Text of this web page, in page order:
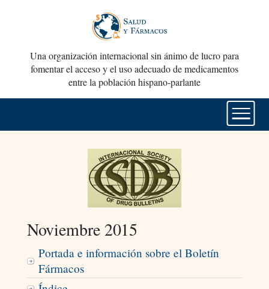
Una organización internacional sin ánimo de lucro para
fomentar el acceso y el uso adecuado de medicamentos
entre la población hispano-parlante
Noviembre 2015
Portada e información sobre el Boletín
Fármacos